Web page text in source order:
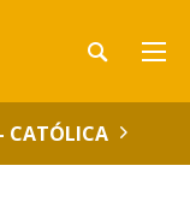
CATÓLICA